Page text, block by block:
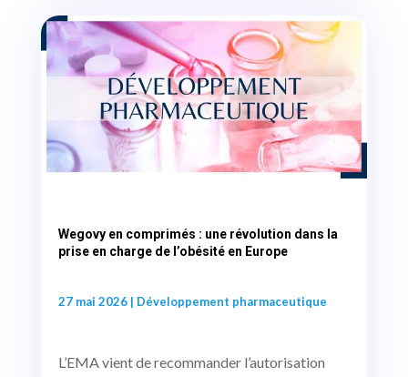
Wegovy en comprimés : une révolution dans la
prise en charge de l’obésité en Europe
27 mai 2026| Développement pharmaceutique
L’EMA vient de recommander l’autorisation